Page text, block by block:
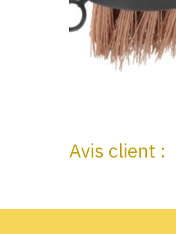
Avis client :